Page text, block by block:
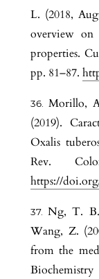
L. (2018,
overview on
properties.
pp. 81–87.
Morillo,
(2019).
Oxalis
Rev.
https://
Ng, T.
Wang, Z.
from the